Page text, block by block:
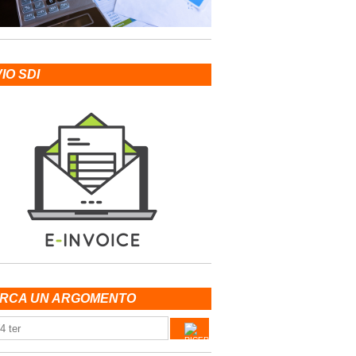
SDI
UN ARGOMENTO